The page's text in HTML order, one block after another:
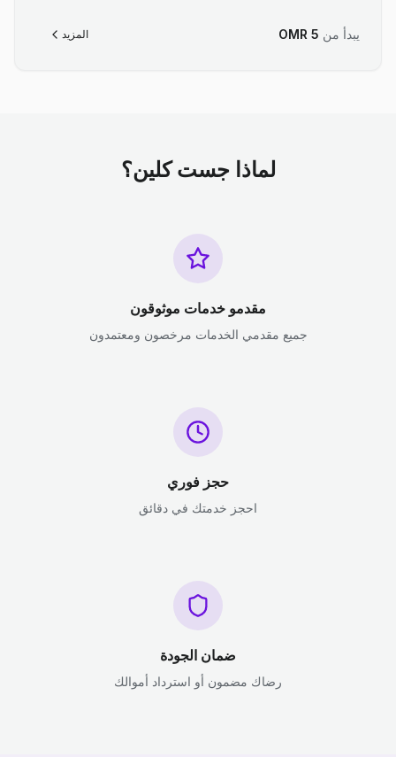
يبدأ من OMR 5 المزيد
لماذا جست كلين؟
مقدمو خدمات موثوقون
جميع مقدمي الخدمات مرخصون ومعتمدون
حجز فوري
احجز خدمتك في دقائق
ضمان الجودة
رضاك مضمون أو استرداد أموالك